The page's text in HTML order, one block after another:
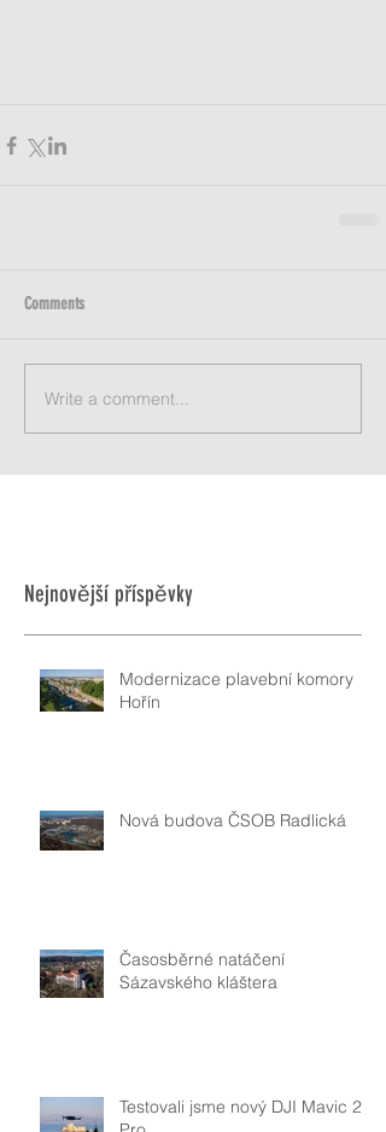
Comments
Write a comment...
Nejnovější příspěvky
Modernizace plavební komory
Hořín
Nová budova ČSOB Radlická
Časosběrné natáčení
Sázavského kláštera
Testovali jsme nový DJI Mavic 2